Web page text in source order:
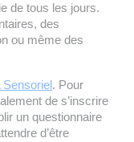
de tous les jours.
des
ou même des
. Pour
de s’inscrire
un questionnaire
d’être